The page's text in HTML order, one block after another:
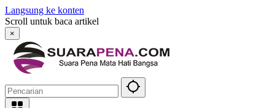
Langsung ke konten
Scroll untuk baca artikel
×